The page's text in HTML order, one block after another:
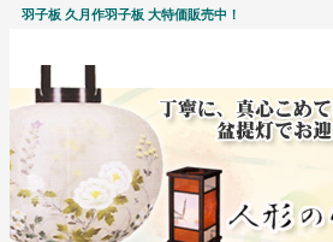
羽子板 久月作羽子板 大特価販売中！